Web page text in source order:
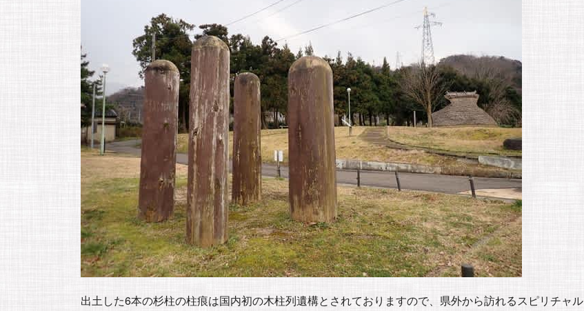
出土した6本の杉柱の柱痕は国内初の木柱列遺構とされておりますので、県外から訪れるスピリチャル